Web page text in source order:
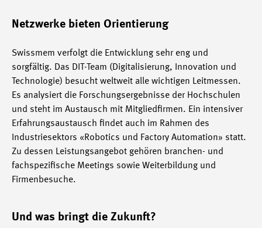
Netzwerke bieten Orientierung
Swissmem verfolgt die Entwicklung sehr eng und
sorgfältig. Das DIT-Team (Digitalisierung, Innovation und
Technologie) besucht weltweit alle wichtigen Leitmessen.
Es analysiert die Forschungsergebnisse der Hochschulen
und steht im Austausch mit Mitgliedfirmen. Ein intensiver
Erfahrungsaustausch findet auch im Rahmen des
Industriesektors «Robotics und Factory Automation» statt.
Zu dessen Leistungsangebot gehören branchen- und
fachspezifische Meetings sowie Weiterbildung und
Firmenbesuche.
Und was bringt die Zukunft?